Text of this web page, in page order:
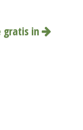
gratis in